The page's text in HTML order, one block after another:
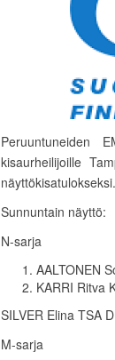
Peruuntuneiden
kisaurheilijoille
Sunnuntain näyttö:
N-sarja
AALTONEN
KARRI Ritva
SILVER Elina TSA
M-sarja